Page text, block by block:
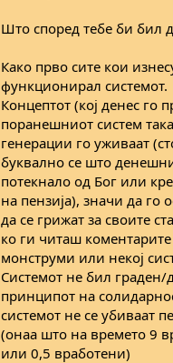
Што според тебе би бил
Како прво сите кои
функционирал системот.
Концептот (кој денес го
поранешниот систем
генерации го уживаат
буквално се што
потекнало од Бог или
на пензија), значи да го
да се грижат за своите
ко ги читаш
монструми или некој
Системот не бил граден/
принципот на
системот не се убиваат
(онаа што на времето 9
или 0,5 вработени)